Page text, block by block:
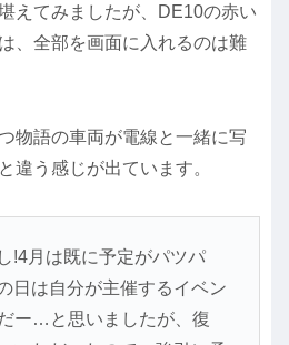
えてみましたが、DE10の赤い
、全部を画面に入れるのは難
物語の車両が電線と一緒に写
違う感じが出ています。
!4月は既に予定がパツパ
日は自分が主催するイベン
ー…と思いましたが、復